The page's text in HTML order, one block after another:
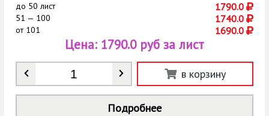
до 50 лист 1790.0
51 — 100 1740.0
от101 1690.0
Количество
Цена: 1790.0 руб за лист
в корзину
Подробнее